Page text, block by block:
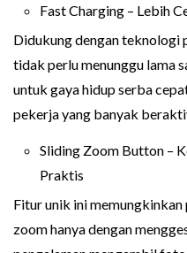
Fast Charging – Lebih
Didukung dengan teknologi
tidak perlu menunggu lama
untuk gaya hidup serba
pekerja yang banyak
Sliding Zoom Button –
Praktis
Fitur unik ini
zoom hanya dengan